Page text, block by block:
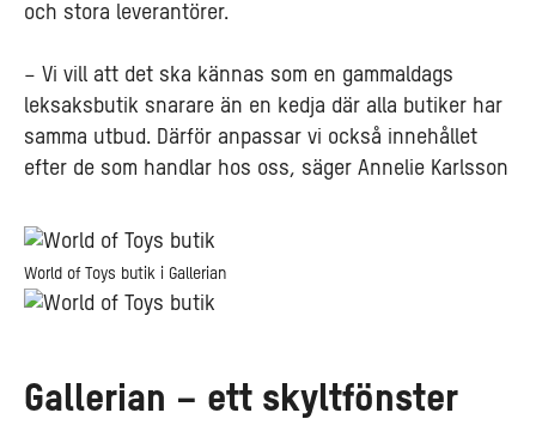
och stora leverantörer.
– Vi vill att det ska kännas som en gammaldags
leksaksbutik snarare än en kedja där alla butiker har
samma utbud. Därför anpassar vi också innehållet
efter de som handlar hos oss, säger Annelie Karlsson
World of Toys butik i Gallerian
Gallerian – ett skyltfönster